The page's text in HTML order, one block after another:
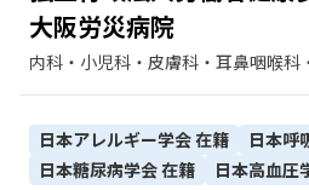
大阪労災病院
内科・​小児科・​皮膚科・​耳鼻咽喉
臨床検査・病理診断・​麻酔科・​歯科
科・​腫瘍内科・外科・​乳腺外科
日本アレルギー学会在籍 日本呼
日本糖尿病学会在籍 日本高血圧